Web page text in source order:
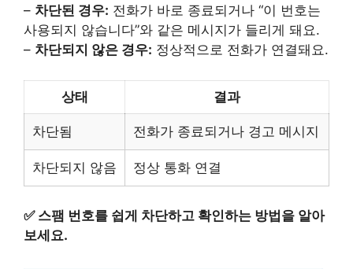
– 차단된 경우: 전화가 바로 종료되거나 “이 번호는
사용되지 않습니다”와 같은 메시지가 들리게 돼요.
– 차단되지 않은 경우: 정상적으로 전화가 연결돼요.
상태 결과
차단됨 전화가 종료되거나 경고 메시지
차단되지 않음 정상 통화 연결
✅ 스팸 번호를 쉽게 차단하고 확인하는 방법을 알아
보세요.